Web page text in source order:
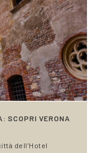
SCOPRI VERONA
dell’Hotel